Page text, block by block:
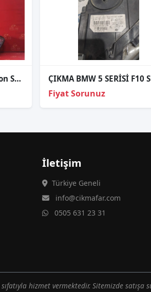
Bmw 5 Seri̇si̇ F10 Lci̇ Xenon Sağ Sol Far Sıfır İthal 2014-2015 63117343912 63117343911
Fiyat Sorunuz
İletişim
Türkiye Geneli
info@cikmafar.com
0505 631 23 31
sıfatıyla hizmet vermektedir. Sitemizde